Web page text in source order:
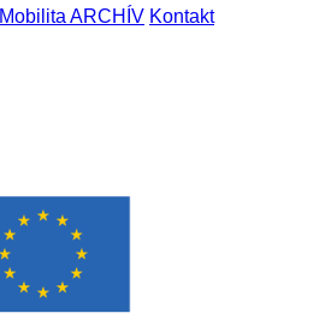
Mobilita ARCHÍV Kontakt